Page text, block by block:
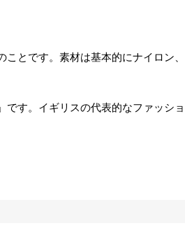
とです。素材は基本的にナイロン、
す。イギリスの代表的なファッショ